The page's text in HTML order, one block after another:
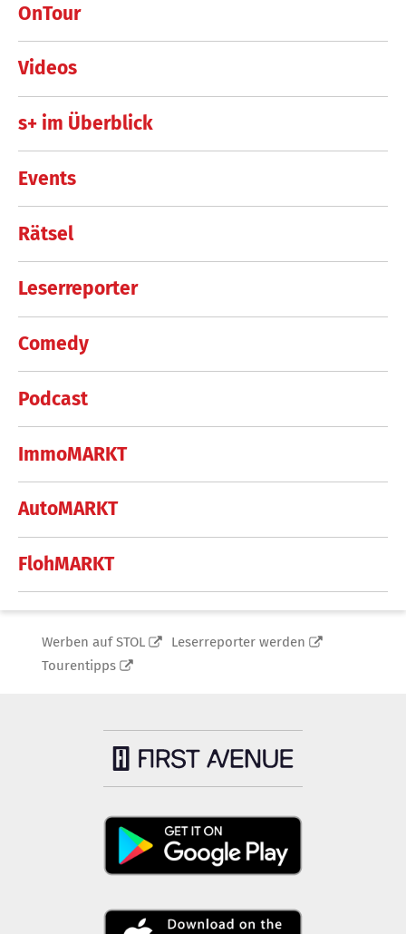
OnTour
Videos
s+ im Überblick
Events
Rätsel
Leserreporter
Comedy
Podcast
ImmoMARKT
AutoMARKT
FlohMARKT
Werben auf STOL
Leserreporter werden
Tourentipps